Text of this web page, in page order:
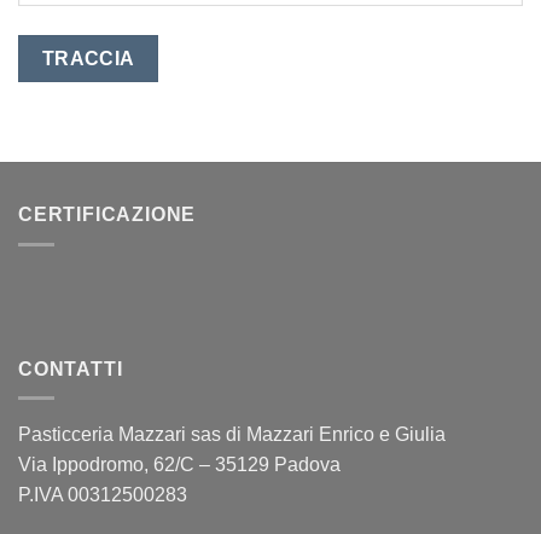
TRACCIA
CERTIFICAZIONE
CONTATTI
Pasticceria Mazzari sas di Mazzari Enrico e Giulia
Via Ippodromo, 62/C – 35129 Padova
P.IVA 00312500283